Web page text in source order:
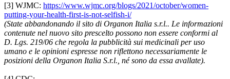
[3] WJMC: https://www.wjmc.org/blogs/2021/october/women-
putting-your-health-first-is-not-selfish-i/
(State abbandonando il sito di Organon Italia s.r.l.. Le informazioni
contenute nel nuovo sito prescelto possono non essere conformi al
D. Lgs. 219/06 che regola la pubblicità sui medicinali per uso
umano e le opinioni espresse non riflettono necessariamente le
posizioni della Organon Italia S.r.l., né sono da essa avallate).